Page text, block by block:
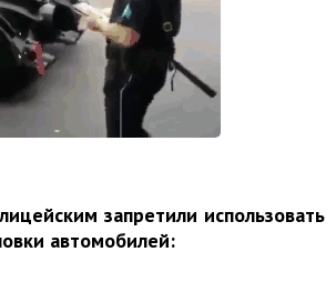
запретили использовать
автомобилей: